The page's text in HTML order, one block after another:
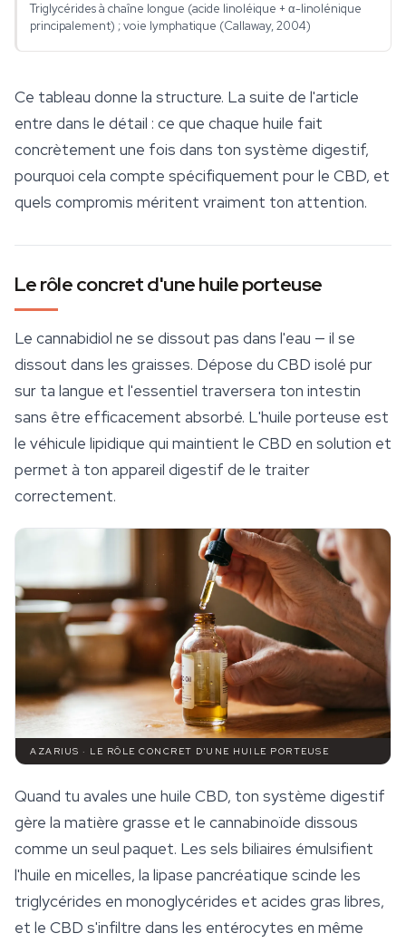
Triglycérides à chaîne longue (acide linoléique + α-linolénique
principalement) ; voie lymphatique (Callaway, 2004)
Ce tableau donne la structure. La suite de l'article
entre dans le détail : ce que chaque huile fait
concrètement une fois dans ton système digestif,
pourquoi cela compte spécifiquement pour le CBD, et
quels compromis méritent vraiment ton attention.
Le rôle concret d'une huile porteuse
Le cannabidiol ne se dissout pas dans l'eau — il se
dissout dans les graisses. Dépose du CBD isolé pur
sur ta langue et l'essentiel traversera ton intestin
sans être efficacement absorbé. L'huile porteuse est
le véhicule lipidique qui maintient le CBD en solution et
permet à ton appareil digestif de le traiter
correctement.
AZARIUS · LE RÔLE CONCRET D'UNE HUILE PORTEUSE
Quand tu avales une huile CBD, ton système digestif
gère la matière grasse et le cannabinoïde dissous
comme un seul paquet. Les sels biliaires émulsifient
l'huile en micelles, la lipase pancréatique scinde les
triglycérides en monoglycérides et acides gras libres,
et le CBD s'infiltre dans les entérocytes en même